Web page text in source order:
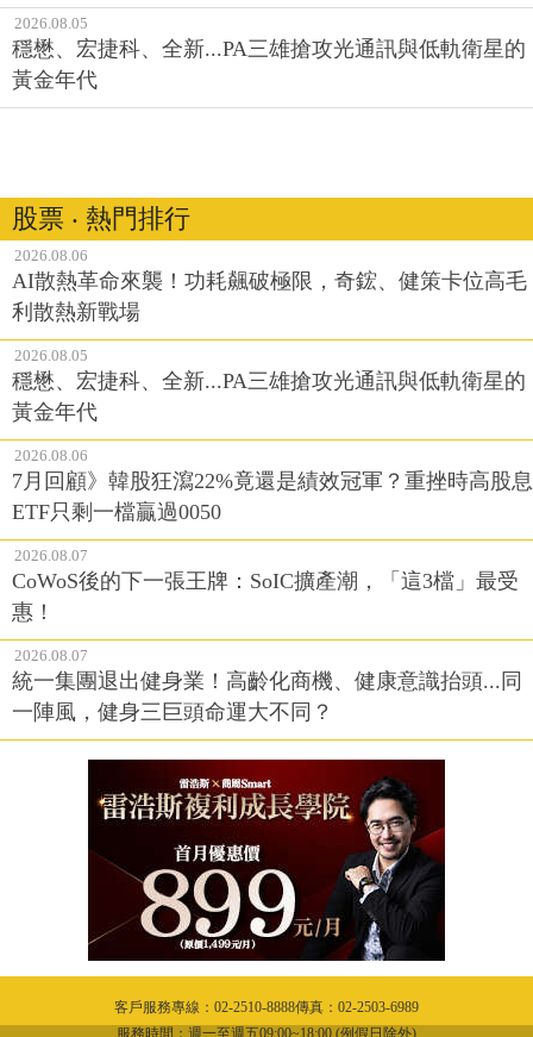
2026.08.05
穩懋、宏捷科、全新...PA三雄搶攻光通訊與低軌衛星的
黃金年代
股票 ‧ 熱門排行
2026.08.06
AI散熱革命來襲！功耗飆破極限，奇鋐、健策卡位高毛
利散熱新戰場
2026.08.05
穩懋、宏捷科、全新...PA三雄搶攻光通訊與低軌衛星的
黃金年代
2026.08.06
7月回顧》韓股狂瀉22%竟還是績效冠軍？重挫時高股息
ETF只剩一檔贏過0050
2026.08.07
CoWoS後的下一張王牌：SoIC擴產潮，「這3檔」最受
惠！
2026.08.07
統一集團退出健身業！高齡化商機、健康意識抬頭...同
一陣風，健身三巨頭命運大不同？
客戶服務專線：02-2510-8888傳真：02-2503-6989
服務時間：週一至週五09:00~18:00 (例假日除外)